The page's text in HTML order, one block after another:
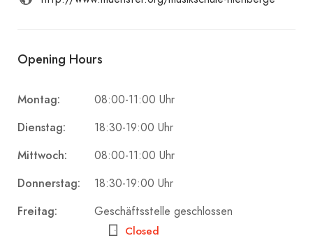
Opening Hours
Montag: 08:00-11:00 Uhr
Dienstag: 18:30-19:00 Uhr
Mittwoch: 08:00-11:00 Uhr
Donnerstag: 18:30-19:00 Uhr
Freitag:
Geschäftsstelle geschlossen
Closed